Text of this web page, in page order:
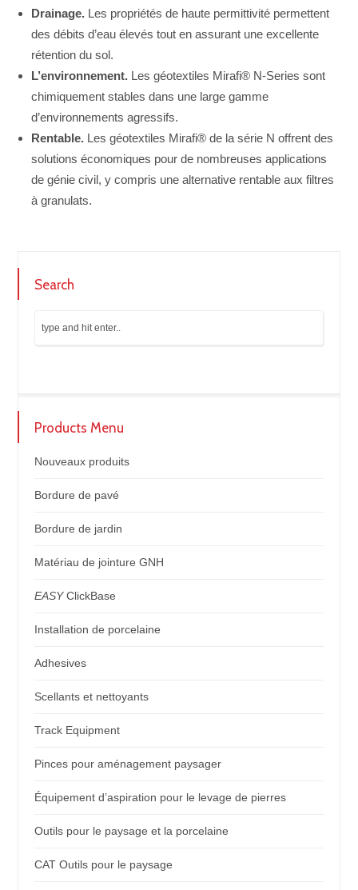
Drainage. Les propriétés de haute permittivité permettent
des débits d’eau élevés tout en assurant une excellente
rétention du sol.
L’environnement. Les géotextiles Mirafi® N-Series sont
chimiquement stables dans une large gamme
d’environnements agressifs.
Rentable. Les géotextiles Mirafi® de la série N offrent des
solutions économiques pour de nombreuses applications
de génie civil, y compris une alternative rentable aux filtres
à granulats.
Search
Products Menu
Nouveaux produits
Bordure de pavé
Bordure de jardin
Matériau de jointure GNH
EASYClickBase
Installation de porcelaine
Adhesives
Scellants et nettoyants
Track Equipment
Pinces pour aménagement paysager
Équipement d’aspiration pour le levage de pierres
Outils pour le paysage et la porcelaine
CAT Outils pour le paysage